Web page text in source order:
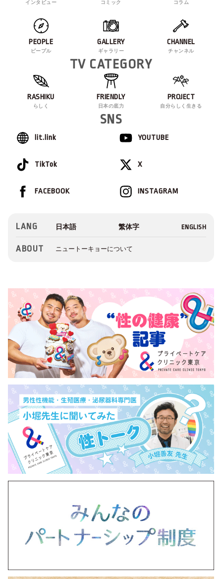
インタビュー コミック コラム
PEOPLE
ピープル
GALLERY
ギャラリー
CHANNEL
チャンネル
TV CATEGORY
RASHIKU
らしく
FRIENDLY
日本の底力
PROJECT
自分らしく生きる
SNS
lit.link YOUTUBE
TikTok X
INSTAGRAM
FACEBOOK
LANG
ABOUT ニュートーキョーについて